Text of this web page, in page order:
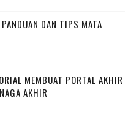
DAN TIPS MATA
MEMBUAT PORTAL AKHIR
AKHIR